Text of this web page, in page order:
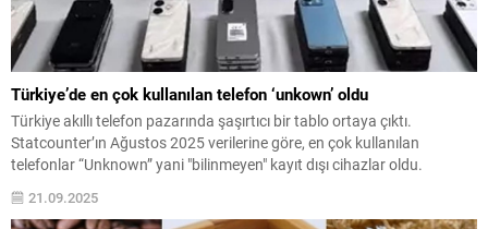
Türkiye’de en çok kullanılan telefon ‘unkown’ oldu
Türkiye akıllı telefon pazarında şaşırtıcı bir tablo ortaya çıktı.
Statcounter’ın Ağustos 2025 verilerine göre, en çok kullanılan
telefonlar “Unknown” yani "bilinmeyen" kayıt dışı cihazlar oldu.
21.09.2025